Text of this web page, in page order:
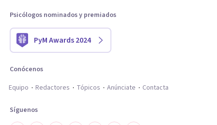
Psicólogos nominados y premiados
PyM Awards 2024
Conócenos
Equipo
Redactores Tópicos Anúnciate Contacta
Síguenos